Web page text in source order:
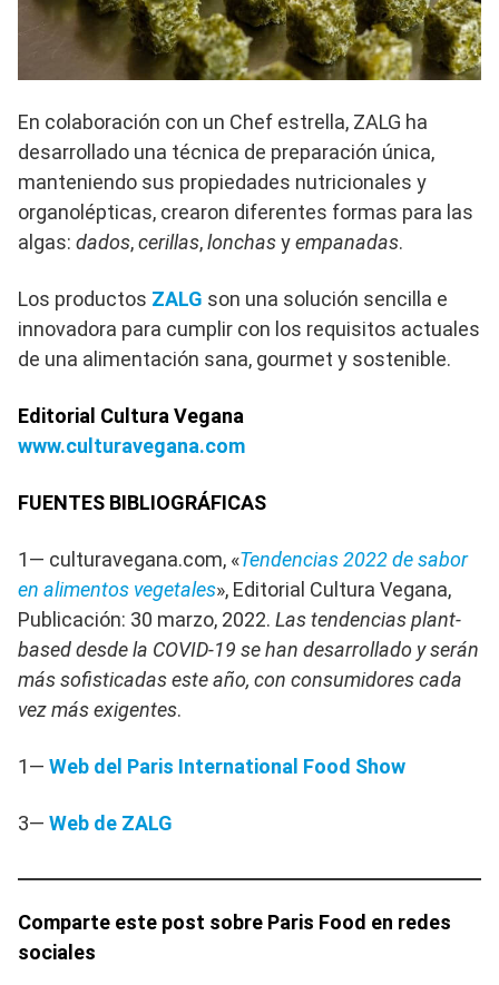
En colaboración con un Chef estrella, ZALG ha
desarrollado una técnica de preparación única,
manteniendo sus propiedades nutricionales y
organolépticas, crearon diferentes formas para las
algas: dados,cerillas,lonchasyempanadas.
Los productos ZALG son una solución sencilla e
innovadora para cumplir con los requisitos actuales
de una alimentación sana, gourmet y sostenible.
Editorial Cultura Vegana
www.culturavegana.com
FUENTES BIBLIOGRÁFICAS
1— culturavegana.com, «Tendencias 2022 de sabor
en alimentos vegetales», Editorial Cultura Vegana,
Publicación: 30 marzo, 2022. Las tendencias plant-
based desde la COVID-19 se han desarrollado y serán
más sofisticadas este año, con consumidores cada
vez más exigentes.
1— Web del Paris International Food Show
3— Web de ZALG
Comparte este post sobre Paris Food en redes
sociales